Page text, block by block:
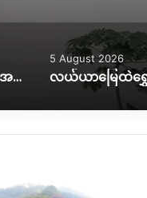
လယ်ယာမြေထဲရွှေတူးဖော်နေတာကို ရပ်တန့်ပေးဖို့ဒေသခံတွေတောင်းဆိုနေ
5 August 2026